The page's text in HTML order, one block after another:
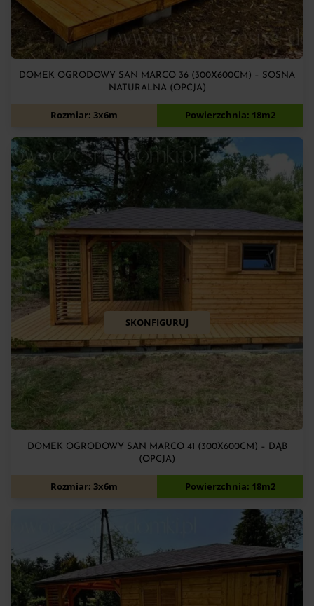
DOMEK OGRODOWY SAN MARCO 36 (300X600CM) – SOSNA
NATURALNA (OPCJA)
12 050zł
Rozmiar: 3x6m Powierzchnia: 18m2
SKONFIGURUJ
DOMEK OGRODOWY SAN MARCO 41 (300X600CM) – DĄB
(OPCJA)
12 050zł
Rozmiar: 3x6m Powierzchnia: 18m2